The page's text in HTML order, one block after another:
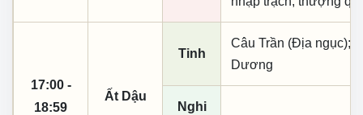
17:00 -
18:59
Ất Dậu
Tinh
Câu Trần (Địa ngục);
Dương
Nghi